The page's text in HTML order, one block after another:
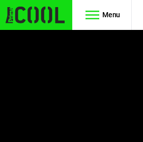
Menu